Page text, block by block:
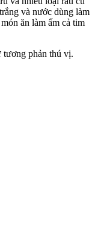
và nước dùng làm
ăn làm ấm cả tim
tương phản thú vị.